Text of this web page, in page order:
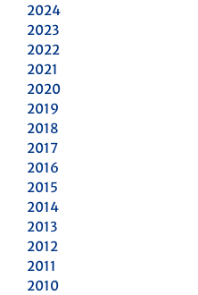
2024
2023
2022
2021
2020
2019
2018
2017
2016
2015
2014
2013
2012
2011
2010